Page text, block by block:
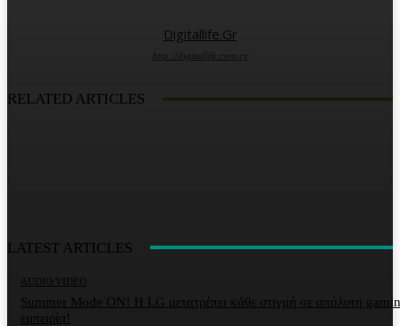
Digitallife.gr
http://digitallife.com.cy
RELATED ARTICLES
LATEST ARTICLES
AUDIO/VIDEO
Summer Mode ON! Η LG μετατρέπει κάθε στιγμή σε απόλυτη
εμπειρία!